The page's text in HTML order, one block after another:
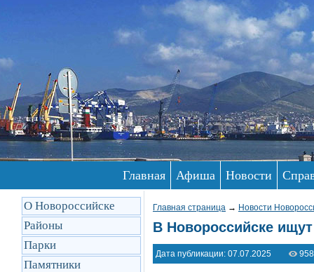
Главная Афиша Новости
О Новороссийске
Районы
Парки
Памятники
Главная страница → Новости
В Новороссийске
Дата публикации: 07.07.2025